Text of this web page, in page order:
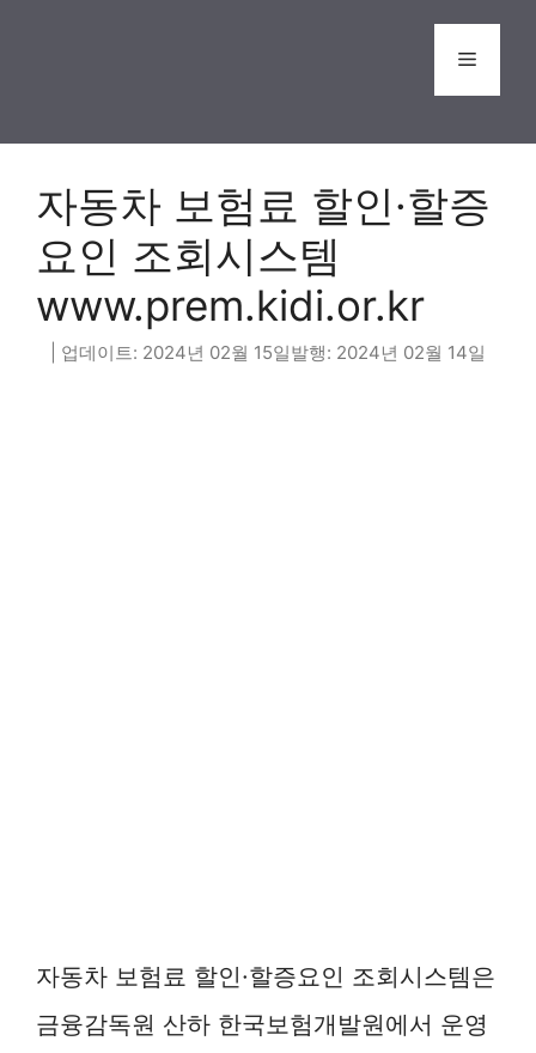
Menu
자동차 보험료 할인·할증
요인 조회시스템
www.prem.kidi.or.kr
2024년 02월 15일 2024년 02월 14일
자동차 보험료 할인·할증요인 조회시스템은
금융감독원 산하 한국보험개발원에서 운영